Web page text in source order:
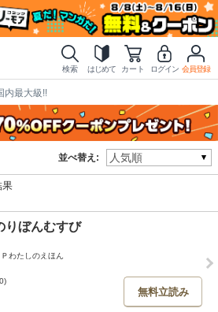
検索 はじめて カート ログイン 会員登録
内最大級!!
並べ替え:
果
りぼんむすび
わたしのえほん
無料立読み